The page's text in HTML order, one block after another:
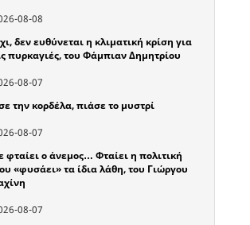
08-08
δεν ευθύνεται η κλιματική κρίση για
πυρκαγιές, του Φάμπιαν Δημητρίου
08-07
την κορδέλα, πιάσε το μυστρί
08-07
φταίει ο άνεμος… Φταίει η πολιτική
«φυσάει» τα ίδια λάθη, του Γιώργου
08-07